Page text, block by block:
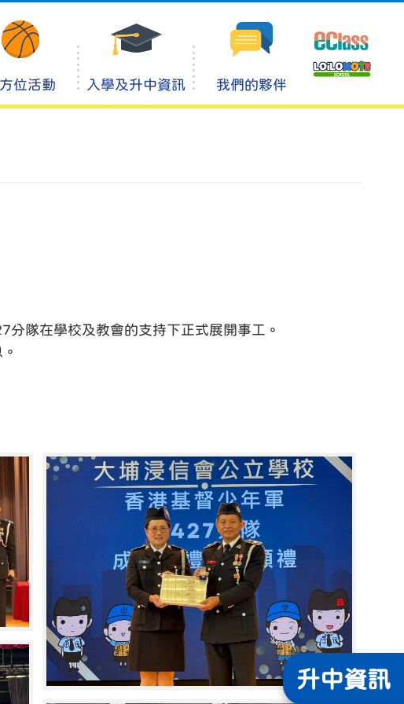
位活動 入學及升中資訊 我們的夥伴
隊在學校及教會的支持下正式展開事工。
升中資訊